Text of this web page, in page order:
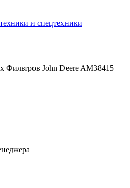
и спецтехники
Фильтров John Deere AM38415